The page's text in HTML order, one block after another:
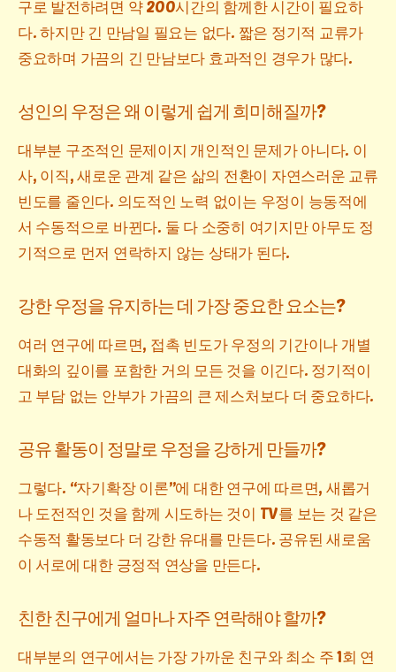
구로 발전하려면 약 200시간의 함께한 시간이 필요하
다. 하지만 긴 만남일 필요는 없다. 짧은 정기적 교류가
중요하며 가끔의 긴 만남보다 효과적인 경우가 많다.
성인의 우정은 왜 이렇게 쉽게 희미해질까?
대부분 구조적인 문제이지 개인적인 문제가 아니다. 이
사, 이직, 새로운 관계 같은 삶의 전환이 자연스러운 교류
빈도를 줄인다. 의도적인 노력 없이는 우정이 능동적에
서 수동적으로 바뀐다. 둘 다 소중히 여기지만 아무도 정
기적으로 먼저 연락하지 않는 상태가 된다.
강한 우정을 유지하는 데 가장 중요한 요소는?
여러 연구에 따르면, 접촉 빈도가 우정의 기간이나 개별
대화의 깊이를 포함한 거의 모든 것을 이긴다. 정기적이
고 부담 없는 안부가 가끔의 큰 제스처보다 더 중요하다.
공유 활동이 정말로 우정을 강하게 만들까?
그렇다. “자기확장 이론”에 대한 연구에 따르면, 새롭거
나 도전적인 것을 함께 시도하는 것이 TV를 보는 것 같은
수동적 활동보다 더 강한 유대를 만든다. 공유된 새로움
이 서로에 대한 긍정적 연상을 만든다.
친한 친구에게 얼마나 자주 연락해야 할까?
대부분의 연구에서는 가장 가까운 친구와 최소 주 1회 연